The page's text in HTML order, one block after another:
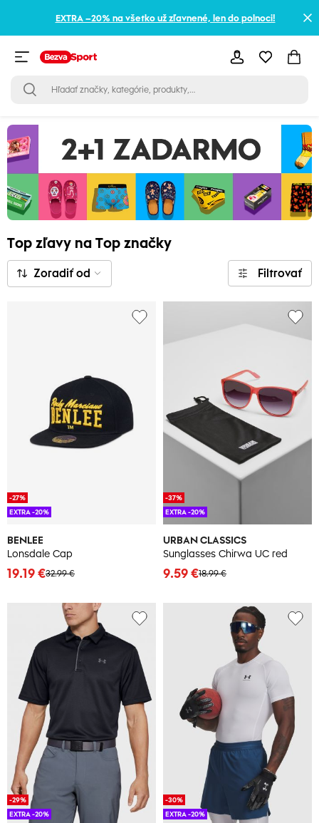
EXTRA –20% na všetko už zľavnené, len do polnoci!
Top zľavy na Top značky
Zoradiť od Filtrovať
BENLEE
Lonsdale Cap
32.99 €
19.19 €
-27%
EXTRA -20%
URBAN CLASSICS
Sunglasses Chirwa UC red
18.99 €
9.59 €
-37%
EXTRA -20%
-29%
EXTRA -20%
-30%
EXTRA -20%